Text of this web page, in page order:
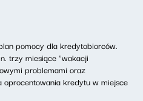
pomocy dla kredytobiorców.
trzy miesiące "wakacji
problemami oraz
kredytu w miejsce